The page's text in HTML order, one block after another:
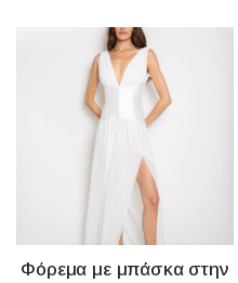
Φόρεμα με μπάσκα στην